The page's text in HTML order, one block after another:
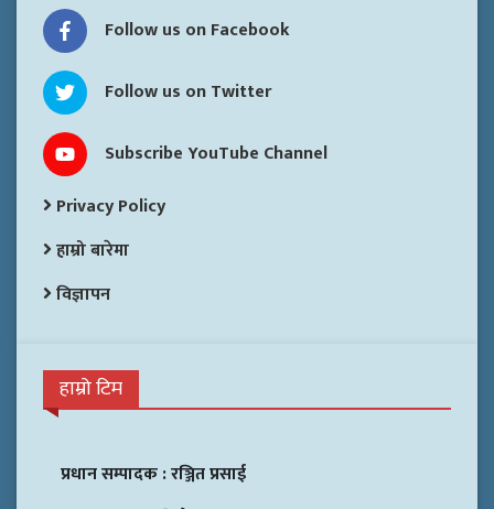
Follow us on Facebook
Follow us on Twitter
Subscribe YouTube Channel
Privacy Policy
हाम्रो बारेमा
विज्ञापन
हाम्रो टिम
प्रधान सम्पादक :रञ्जित प्रसाई